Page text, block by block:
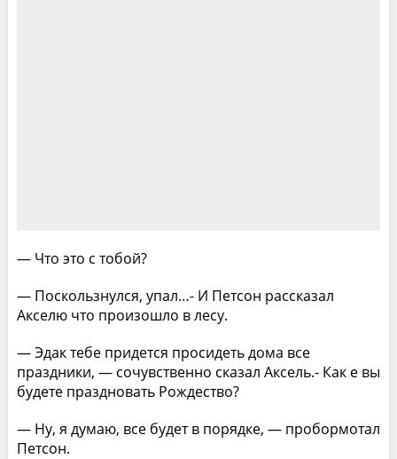
— Что это с тобой?
— Поскользнулся, упал…- И Петсон рассказал
Акселю что произошло в лесу.
— Эдак тебе придется просидеть дома все
праздники, — сочувственно сказал Аксель.- Как е вы
будете праздновать Рождество?
— Ну, я думаю, все будет в порядке, — пробормотал
Петсон.